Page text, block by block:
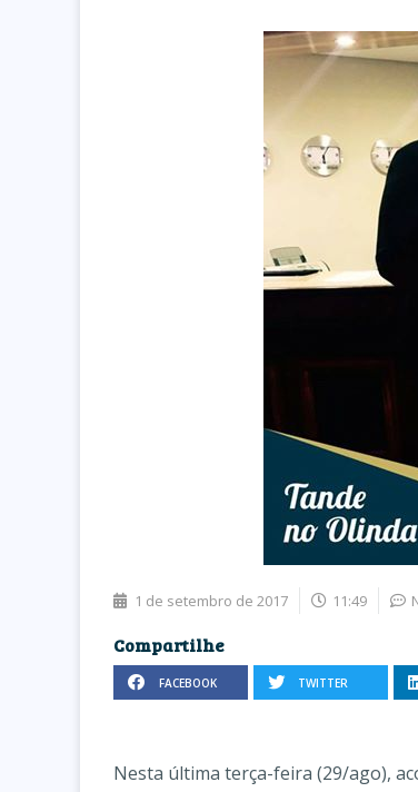
1 de setembro de 2017 11:49
Compartilhe
FACEBOOK TWITTER
Nesta última terça-feira (29/ago),